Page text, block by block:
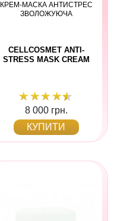
КРЕМ-МАСКА АНТИСТРЕС
ЗВОЛОЖУЮЧА
CELLCOSMET ANTI-
STRESS MASK CREAM
8 000 грн.
КУПИТИ